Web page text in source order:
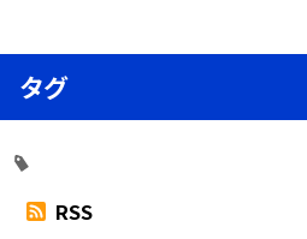
タグ
RSS